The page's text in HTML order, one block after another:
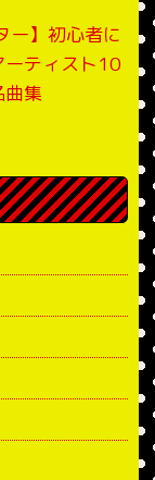
ー】初心者に
ーティスト10
曲集